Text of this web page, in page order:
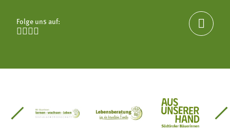
Folge uns auf:


Südtirol
Gärtnervereinigung
Sozialgenossenschaft Mit Bäuerinnen lernen -
Lebensberatung für dieAus unserer